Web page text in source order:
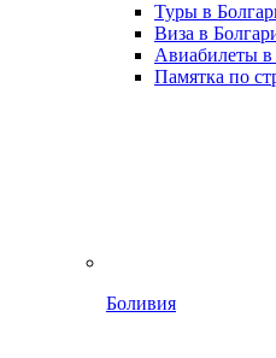
Туры в
Виза в
Авиабилеты
Памятка по
Боливия